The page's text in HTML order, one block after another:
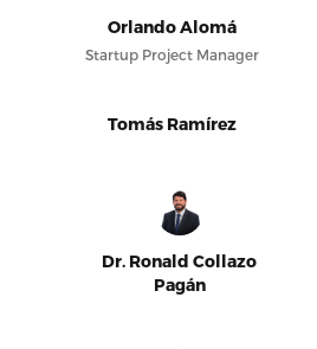
Orlando Alomá
Startup Project Manager
Tomás Ramírez
Dr. Ronald Collazo
Pagán